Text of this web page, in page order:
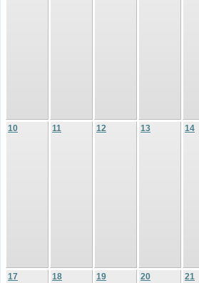
10 11 12 13 14
17 18 19 20 21